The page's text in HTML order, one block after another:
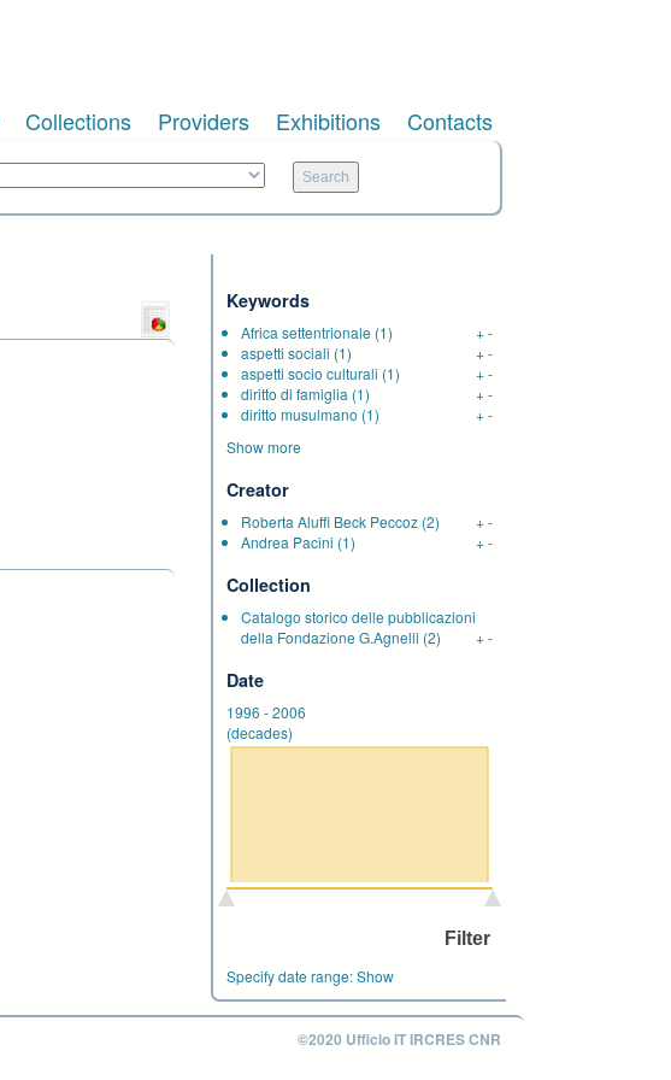
Collections Providers Exhibitions Contacts
Keywords
Africa settentrionale (1) +-
aspetti sociali (1) +-
aspetti socio culturali (1) +-
diritto di famiglia (1) +-
diritto musulmano (1) +-
Show more
Creator
Roberta Aluffi Beck Peccoz (2) +-
Andrea Pacini (1) +-
Collection
Catalogo storico delle pubblicazioni
della Fondazione G.Agnelli (2) +-
Date
1996 -2006
(decades)
Specify date range:Show
©2020 Ufficio IT IRCRES CNR